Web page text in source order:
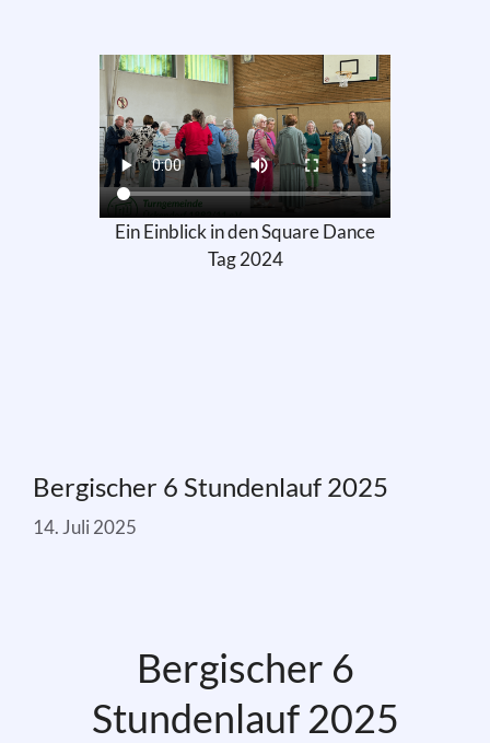
Ein Einblick in den Square Dance
Tag 2024
Bergischer 6 Stundenlauf 2025
14. Juli 2025
Bergischer 6
Stundenlauf 2025